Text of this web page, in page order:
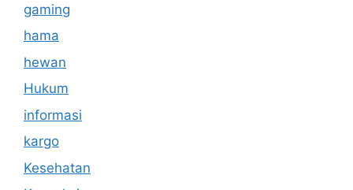
gaming
hama
hewan
Hukum
informasi
kargo
Kesehatan